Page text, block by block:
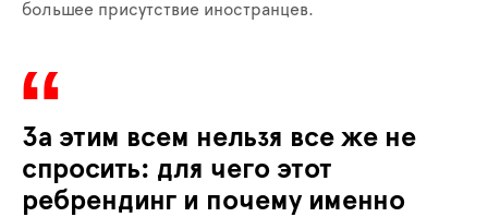
большее присутствие иностранцев.
За этим всем нельзя все же не
спросить: для чего этот
ребрендинг и почему именно